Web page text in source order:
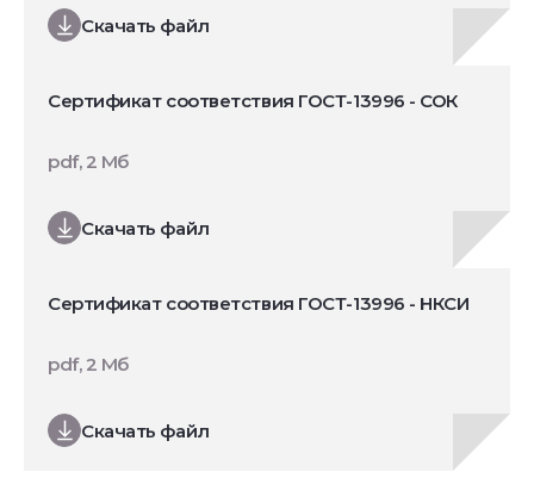
Скачать файл
Сертификат соответствия ГОСТ-13996 - СОК
Скачать файл
pdf, 2 Мб
Сертификат соответствия ГОСТ-13996 - НКСИ
Скачать файл
pdf, 2 Мб